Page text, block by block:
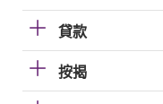
貸款
按揭